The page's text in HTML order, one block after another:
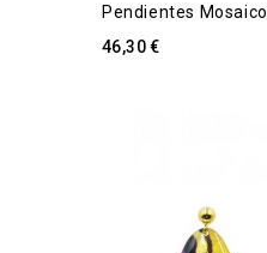
Pendientes Mosaico
46,30 €